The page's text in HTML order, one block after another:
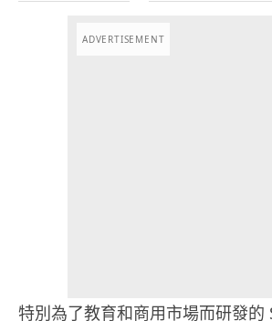
ADVERTISEMENT
特別為了教育和商用市場而研發